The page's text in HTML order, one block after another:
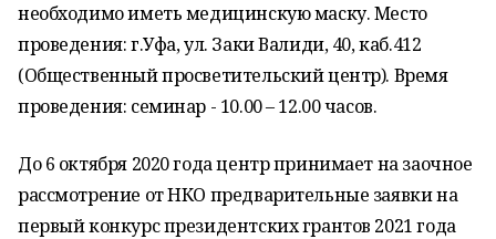
необходимо иметь медицинскую маску. Место
проведения: г.Уфа, ул. Заки Валиди, 40, каб.412
(Общественный просветительский центр). Время
проведения: семинар - 10.00 – 12.00 часов.
До 6 октября 2020 года центр принимает на заочное
рассмотрение от НКО предварительные заявки на
первый конкурс президентских грантов 2021 года